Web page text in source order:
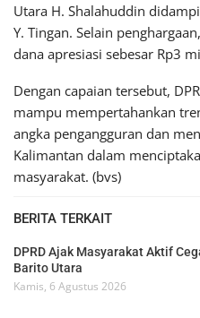
Utara H. Shalahuddin
Y. Tingan. Selain
dana apresiasi sebesar Rp3
Dengan capaian tersebut,
mampu mempertahankan
angka pengangguran dan
Kalimantan dalam
masyarakat. (bvs)
BERITA TERKAIT
DPRD Ajak Masyarakat Aktif
Barito Utara
Kamis, 6 Agustus 2026